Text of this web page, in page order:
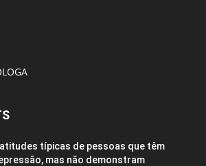
típicas de pessoas que têm
mas não demonstram